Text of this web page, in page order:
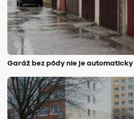
Garáž bez pôdy nie je